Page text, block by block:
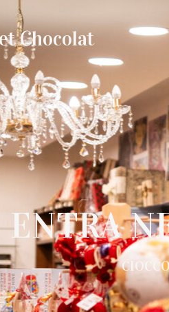
Chocolat
ENTRA